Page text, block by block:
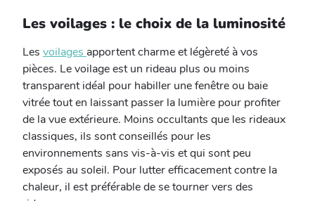
Les voilages : le choix de la luminosité
Les voilages apportent charme et légèreté à vos
pièces. Le voilage est un rideau plus ou moins
transparent idéal pour habiller une fenêtre ou baie
vitrée tout en laissant passer la lumière pour profiter
de la vue extérieure. Moins occultants que les rideaux
classiques, ils sont conseillés pour les
environnements sans vis-à-vis et qui sont peu
exposés au soleil. Pour lutter efficacement contre la
chaleur, il est préférable de se tourner vers des